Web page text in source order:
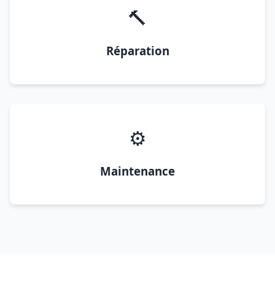
🔨
Réparation
⚙️
Maintenance